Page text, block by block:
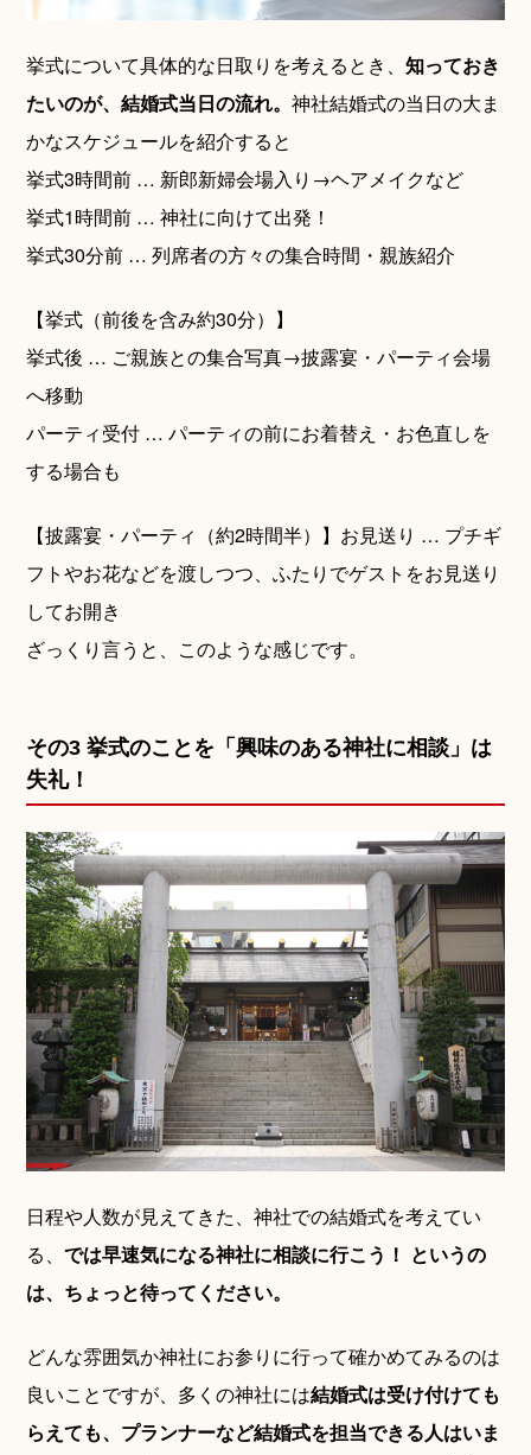
ご相談予約
挙式について具体的な日取りを考えるとき、知っておき
たいのが、結婚式当日の流れ。神社結婚式の当日の大ま
かなスケジュールを紹介すると
挙式3時間前 … 新郎新婦会場入り→ヘアメイクなど
挙式1時間前 … 神社に向けて出発！
挙式30分前 … 列席者の方々の集合時間・親族紹介
【挙式（前後を含み約30分）】
挙式後 … ご親族との集合写真→披露宴・パーティ会場
へ移動
パーティ受付 … パーティの前にお着替え・お色直しを
する場合も
【披露宴・パーティ（約2時間半）】お見送り … プチギ
フトやお花などを渡しつつ、ふたりでゲストをお見送り
してお開き
ざっくり言うと、このような感じです。
その3 挙式のことを「興味のある神社に相談」は
失礼！
日程や人数が見えてきた、神社での結婚式を考えてい
る、では早速気になる神社に相談に行こう！ というの
は、ちょっと待ってください。
どんな雰囲気か神社にお参りに行って確かめてみるのは
良いことですが、多くの神社には結婚式は受け付けても
らえても、プランナーなど結婚式を担当できる人はいま